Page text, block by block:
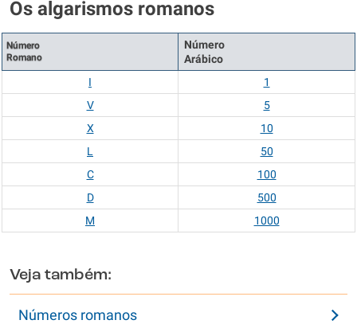
Os algarismos romanos
Número
Romano
Número
Arábico
I
1
V
5
X
10
L
50
C
100
D
500
M
1000
Veja também:
Números romanos